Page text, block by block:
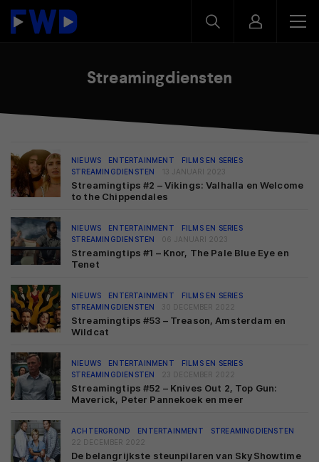
Streamingdiensten
NIEUWS ENTERTAINMENT
FILMS EN SERIES
STREAMINGDIENSTEN
13 JANUARI 2023
Streamingtips #2 – Vikings: Valhalla en Welcome
to the Chippendales
NIEUWS ENTERTAINMENT
FILMS EN SERIES
STREAMINGDIENSTEN
06 JANUARI 2023
Streamingtips #1 – Knor, The Pale Blue Eye en
Tenet
NIEUWS ENTERTAINMENT
FILMS EN SERIES
STREAMINGDIENSTEN
30 DECEMBER 2022
Streamingtips #53 – Treason, Amsterdam en
Wildcat
NIEUWS ENTERTAINMENT
FILMS EN SERIES
STREAMINGDIENSTEN
23 DECEMBER 2022
Streamingtips #52 – Knives Out 2, Top Gun:
Maverick, Peter Pannekoek en meer
ACHTERGROND ENTERTAINMENT
STREAMINGDIENSTEN
22 DECEMBER 2022
De belangrijkste steunpilaren van SkyShowtime